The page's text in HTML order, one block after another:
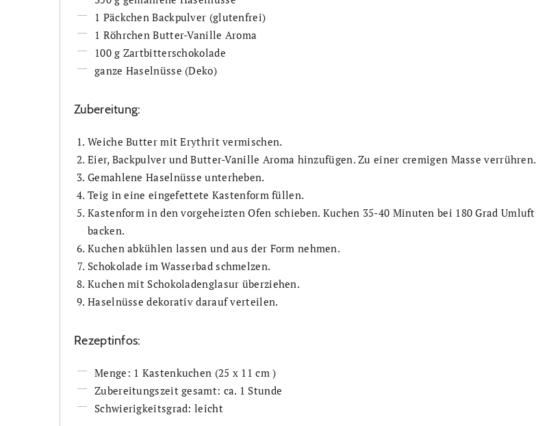
1 Päckchen Backpulver (glutenfrei)
1 Röhrchen Butter-Vanille Aroma
100 g Zartbitterschokolade
ganze Haselnüsse (Deko)
Zubereitung:
Weiche Butter mit Erythrit vermischen.
Eier, Backpulver und Butter-Vanille Aroma hinzufügen. Zu einer cremigen Masse verrühren.
Gemahlene Haselnüsse unterheben.
Teig in eine eingefettete Kastenform füllen.
Kastenform in den vorgeheizten Ofen schieben. Kuchen 35-40 Minuten bei 180 Grad Umluft
backen.
Kuchen abkühlen lassen und aus der Form nehmen.
Schokolade im Wasserbad schmelzen.
Kuchen mit Schokoladenglasur überziehen.
Haselnüsse dekorativ darauf verteilen.
Rezeptinfos:
Menge: 1 Kastenkuchen (25 x 11 cm )
Zubereitungszeit gesamt: ca. 1 Stunde
Schwierigkeitsgrad: leicht